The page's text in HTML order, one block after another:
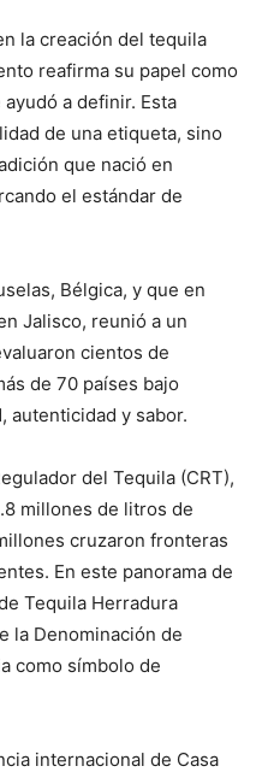
la creación del tequila
reafirma su papel como
a definir. Esta
de una etiqueta, sino
que nació en
el estándar de
Bélgica, y que en
Jalisco, reunió a un
cientos de
de 70 países bajo
autenticidad y sabor.
del Tequila (CRT),
millones de litros de
cruzaron fronteras
En este panorama de
Tequila Herradura
la Denominación de
como símbolo de
internacional de Casa